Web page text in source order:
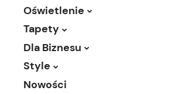
Oświetlenie
Tapety
Dla Biznesu
Style
Nowości